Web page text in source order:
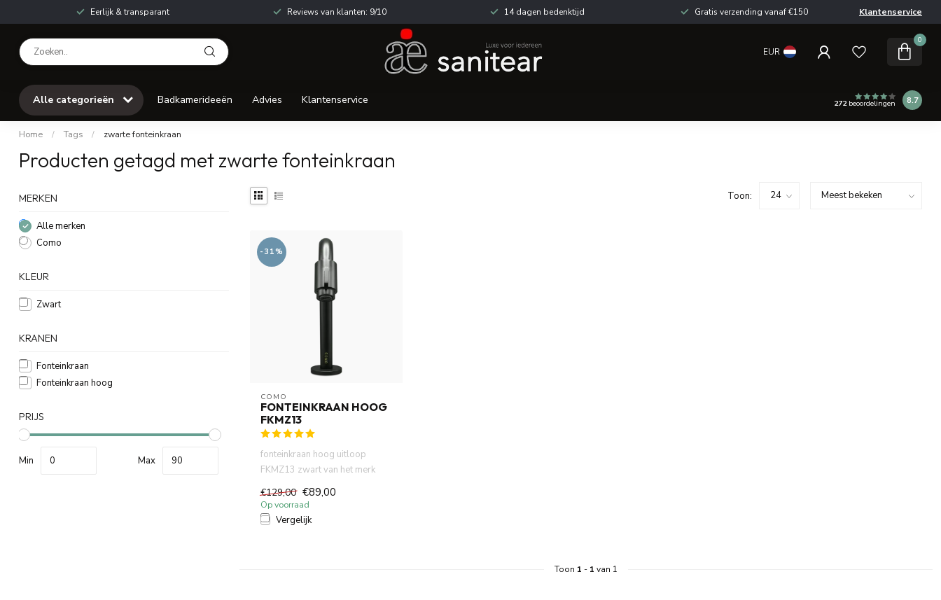
Eerlijk & transparant Reviews van klanten: 9/10 14 dagen bedenktijd Gratis verzending vanaf €150 Klantenservice
EUR
0
Alle categorieën Badkamerideeën Advies Klantenservice 272beoordelingen 8.7
Home / Tags / zwarte fonteinkraan
Producten getagd met zwarte fonteinkraan
MERKEN
Alle merken
Como
KLEUR
Zwart
KRANEN
Fonteinkraan
Fonteinkraan hoog
PRIJS
Min Max
Toon:
-31%
COMO
FONTEINKRAAN HOOG
FKMZ13
fonteinkraan hoog uitloop
FKMZ13 zwart van het merk
messing m...
€129,00 €89,00
Op voorraad
Vergelijk
Toon 1 - 1 van 1